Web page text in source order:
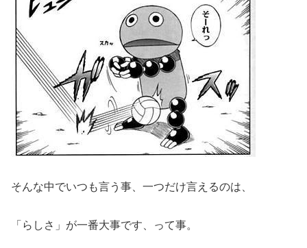
そんな中でいつも言う事、一つだけ言えるのは、
「らしさ」が一番大事です、って事。